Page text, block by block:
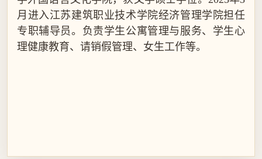
月进入江苏建筑职业技术学院经济管理学院担任
专职辅导员。负责学生公寓管理与服务、学生心
理健康教育、请销假管理、女生工作等。